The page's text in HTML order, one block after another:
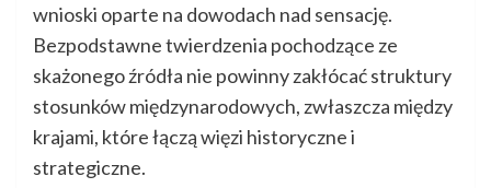
wnioski oparte na dowodach nad sensację.
Bezpodstawne twierdzenia pochodzące ze
skażonego źródła nie powinny zakłócać struktury
stosunków międzynarodowych, zwłaszcza między
krajami, które łączą więzi historyczne i
strategiczne.